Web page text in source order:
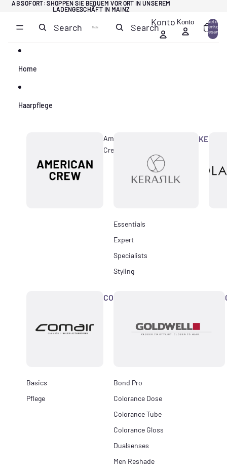
AB SOFORT: SHOPPEN SIE BEQUEM VOR ORT IN UNSEREM
LADENGESCHÄFT IN MAINZ
AB SOFORT: SHOPPEN SIE BEQUEM VOR ORT IN UNSEREM
LADENGESCHÄFT IN MAINZ
Search SearchKonto Konto
Artikel im
Warenkorb
insgesamt:
Home
Haarpflege
American
Crew
Essentials
Expert
Specialists
Styling
COMAIR
Basics
Pflege
Bond Pro
Colorance Dose
Colorance Tube
Colorance Gloss
Dualsenses
Men Reshade